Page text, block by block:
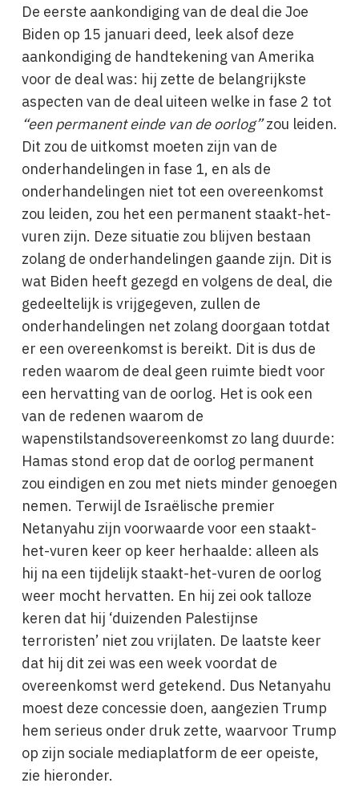
De eerste aankondiging van de deal die Joe
Biden op 15 januari deed, leek alsof deze
aankondiging de handtekening van Amerika
voor de deal was: hij zette de belangrijkste
aspecten van de deal uiteen welke in fase 2 tot
“een permanent einde van de oorlog”zou leiden.
Dit zou de uitkomst moeten zijn van de
onderhandelingen in fase 1, en als de
onderhandelingen niet tot een overeenkomst
zou leiden, zou het een permanent staakt-het-
vuren zijn. Deze situatie zou blijven bestaan ​​
zolang de onderhandelingen gaande zijn. Dit is
wat Biden heeft gezegd en volgens de deal, die
gedeeltelijk is vrijgegeven, zullen de
onderhandelingen net zolang doorgaan totdat
er een overeenkomst is bereikt. Dit is dus de
reden waarom de deal geen ruimte biedt voor
een hervatting van de oorlog. Het is ook een
van de redenen waarom de
wapenstilstandsovereenkomst zo lang duurde:
Hamas stond erop dat de oorlog permanent
zou eindigen en zou met niets minder genoegen
nemen. Terwijl de Israëlische premier
Netanyahu zijn voorwaarde voor een staakt-
het-vuren keer op keer herhaalde: alleen als
hij na een tijdelijk staakt-het-vuren de oorlog
weer mocht hervatten. En hij zei ook talloze
keren dat hij ‘duizenden Palestijnse
terroristen’ niet zou vrijlaten. De laatste keer
dat hij dit zei was een week voordat de
overeenkomst werd getekend. Dus Netanyahu
moest deze concessie doen, aangezien Trump
hem serieus onder druk zette, waarvoor Trump
op zijn sociale mediaplatform de eer opeiste,
zie hieronder.